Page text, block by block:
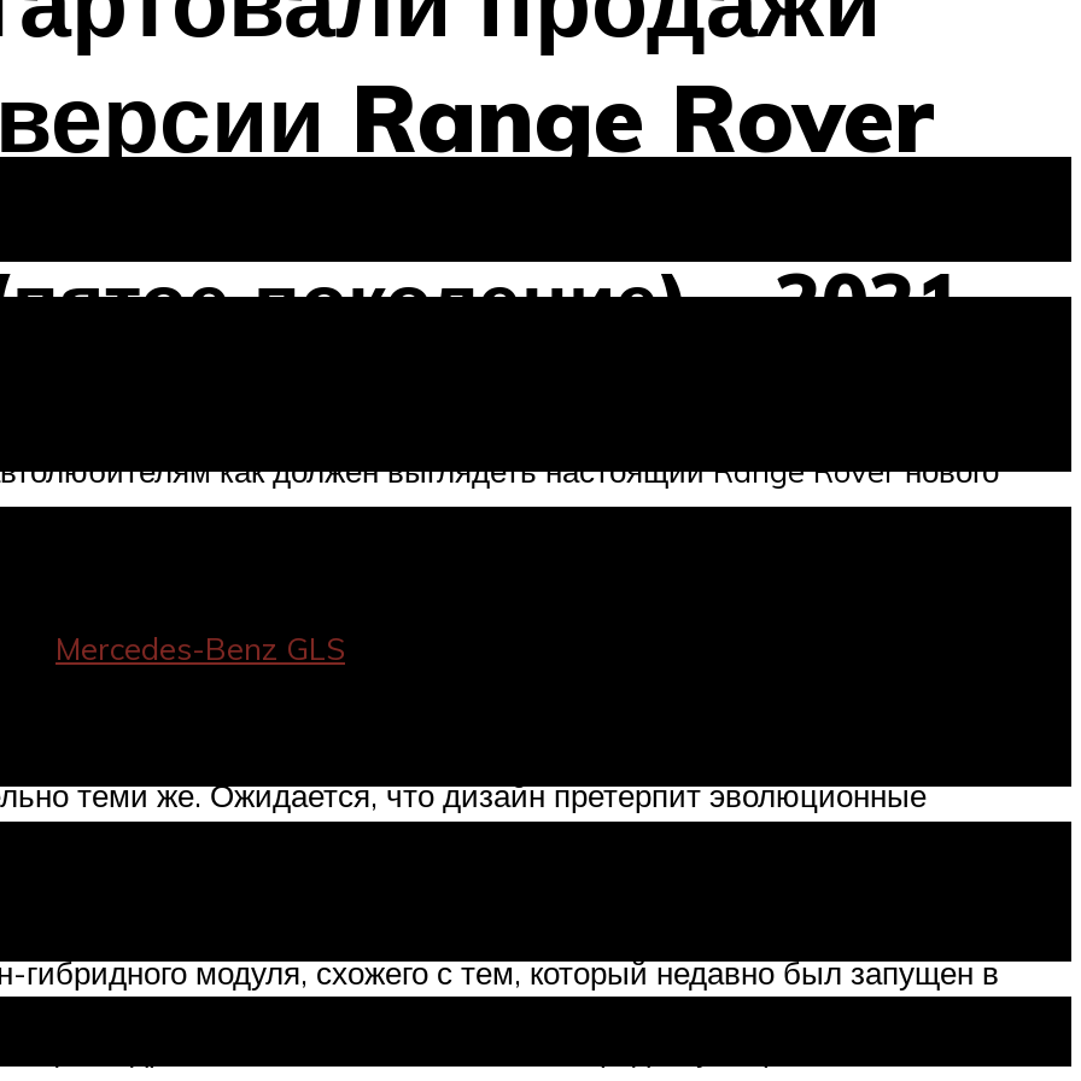
Range Rover
поколение) – 2021
классического Лэнд Ровер. Новая модель через три года
как должен выглядеть настоящий Range Rover нового
в борьбу за покупателя с такими гигантами как: Porsche
Mercedes-Benz GLS
миру.
архитектуру, которая сможет значительно сэкономить вес, при
теми же. Ожидается, что дизайн претерпит эволюционные
версии с самого начала продаж.
пятого поколения
гибридного модуля, схожего с тем, который недавно был запущен в
двигатели на основе моторов Ford V6 и V8 уйдут на свалку
блоков из английского города Вулвергемптон.